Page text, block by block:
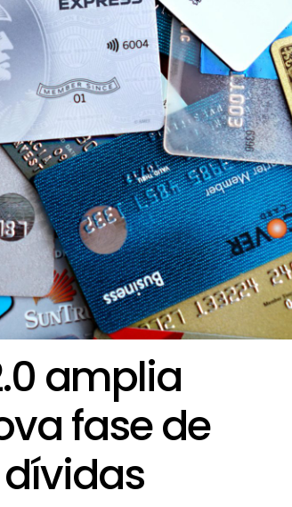
amplia
fase de